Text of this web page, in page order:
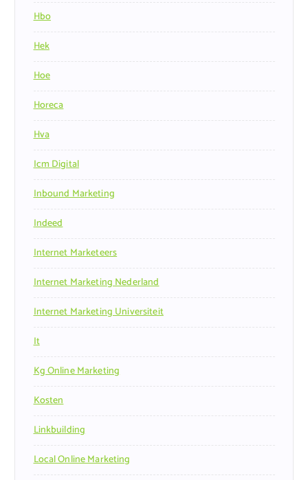
Hbo
Hek
Hoe
Horeca
Hva
Icm Digital
Inbound Marketing
Indeed
Internet Marketeers
Internet Marketing Nederland
Internet Marketing Universiteit
It
Kg Online Marketing
Kosten
Linkbuilding
Local Online Marketing